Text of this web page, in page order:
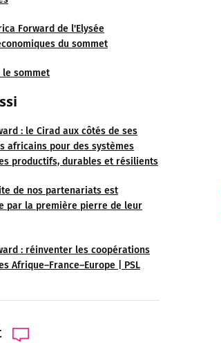
Forward de l'Elysée
du sommet
le sommet
: le Cirad aux côtés de ses
africains pour des systèmes
productifs, durables et résilients
de nos partenariats est
par la première pierre de leur
: réinventer les coopérations
Afrique–France–Europe | PSL